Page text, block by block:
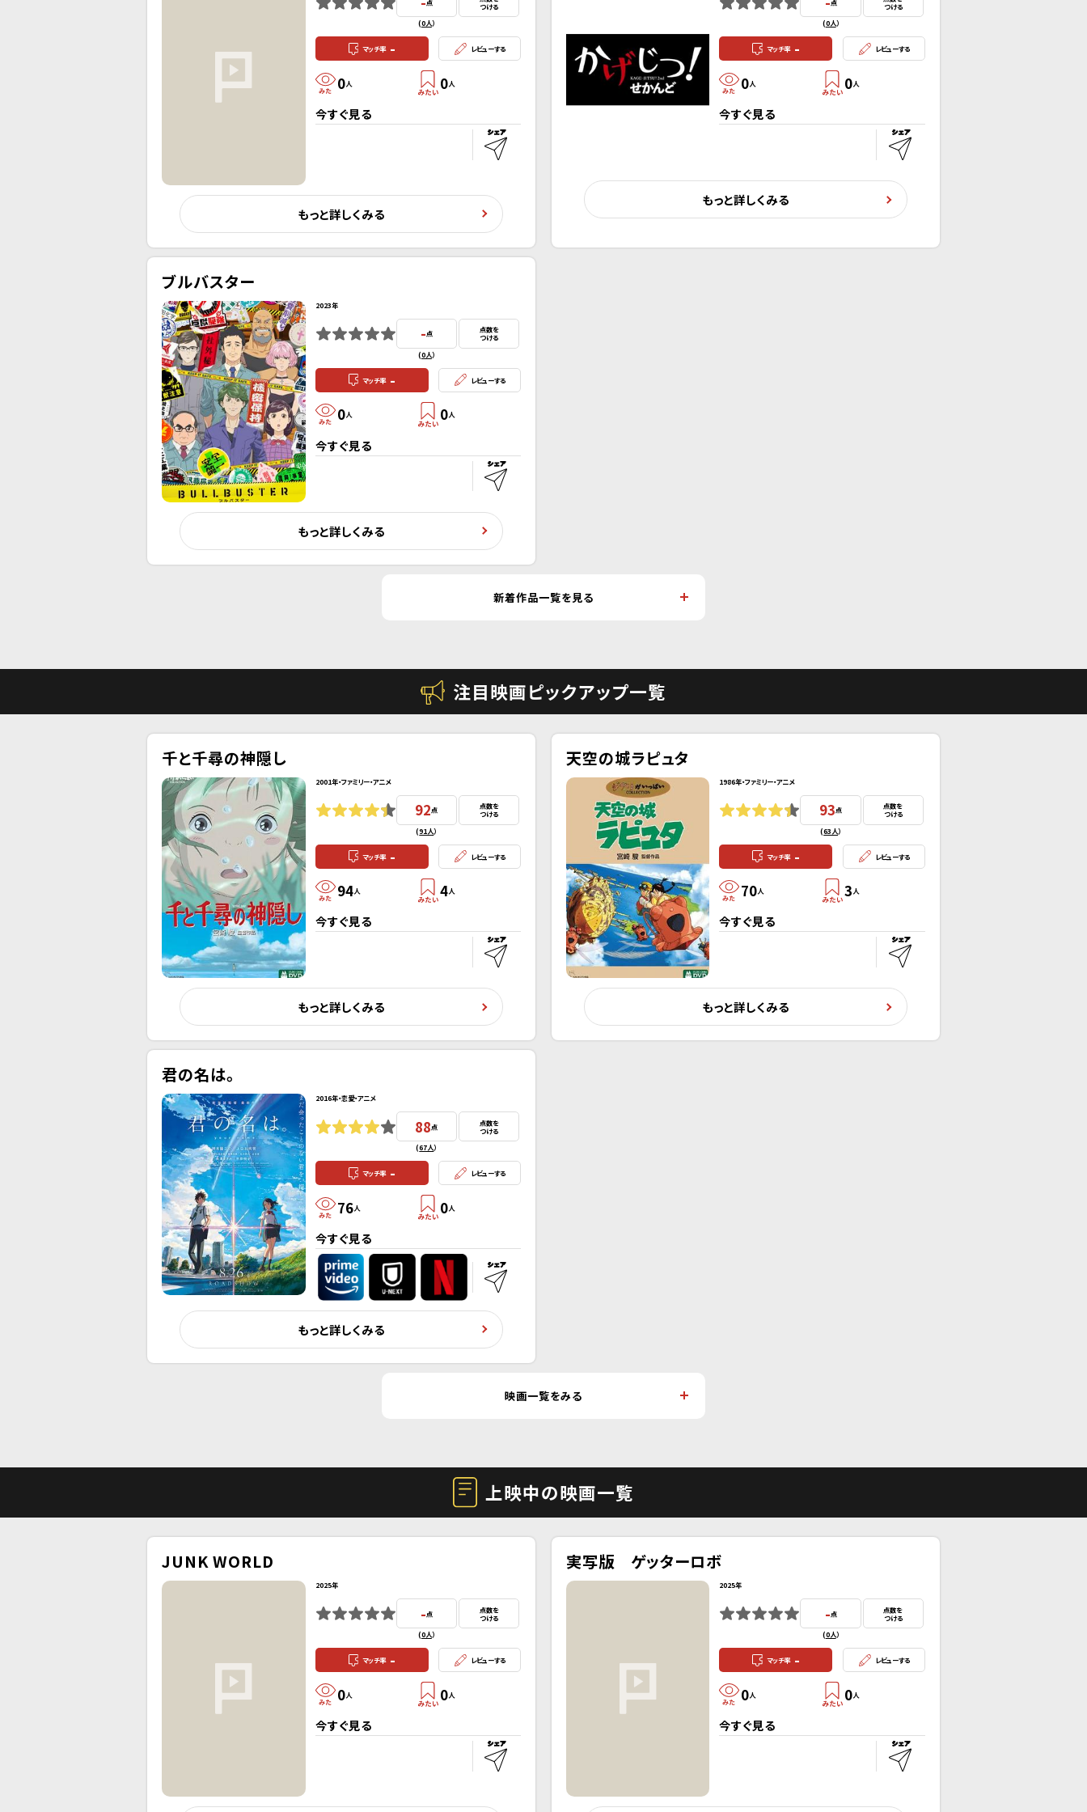
点
(0人）
つける
マッチ率 - レビューする
0人 0人
今すぐ見る
もっと詳しくみる
点
(0人）
つける
マッチ率 - レビューする
0人 0人
今すぐ見る
もっと詳しくみる
ブルバスター
2023年
-点
(0人）
点数を
つける
マッチ率 - レビューする
0人 0人
今すぐ見る
もっと詳しくみる
新着作品一覧を見る
注目映画ピックアップ一覧
千と千尋の神隠し
2001年・ファミリー・アニメ
92点
(91人）
点数を
つける
マッチ率 - レビューする
94人 4人
今すぐ見る
もっと詳しくみる
天空の城ラピュタ
1986年・ファミリー・アニメ
93点
(63人）
点数を
つける
マッチ率 - レビューする
70人 3 人
今すぐ見る
もっと詳しくみる
君の名は。
2016年・恋愛・アニメ
88点
(67人）
点数を
つける
マッチ率 - レビューする
76人 0人
今すぐ見る
もっと詳しくみる
映画一覧をみる
上映中の映画一覧
JUNK WORLD
2025年
-点
(0人）
点数を
つける
マッチ率 - レビューする
0人 0人
今すぐ見る
実写版 ゲッターロボ
2025年
-点
(0人）
点数を
つける
マッチ率 - レビューする
0人 0人
今すぐ見る